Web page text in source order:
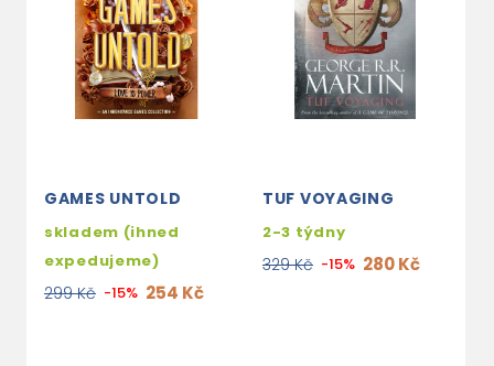
GAMES UNTOLD
skladem (ihned
expedujeme)
299 Kč -15% 254 Kč
TUF VOYAGING
2-3 týdny
329 Kč -15% 280 Kč